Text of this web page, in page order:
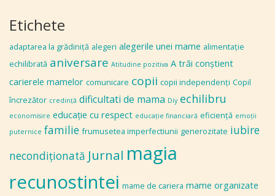
Etichete
adaptarea la grădiniţă alegeri alegerile unei mame alimentaţie
echilibrată aniversare Atitudine pozitiva A trăi conștient
carierele mamelor comunicare copii copii independenţi Copil
încrezător credinţă dificultati de mama Diy echilibru
economisire educaţie cu respect educaţie financiară eficiență emoţii
puternice familie frumusetea imperfectiunii generozitate iubire
necondiţionată Jurnal magia
recunostintei mame de cariera mame organizate